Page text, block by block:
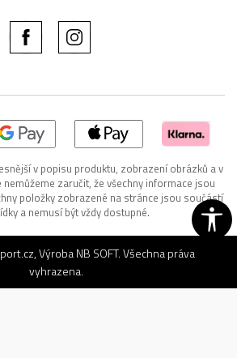
v popisu produktu, zobrazení obrázků a v
nemůžeme zaručit, že všechny informace jsou
položky zobrazené na stránce jsou součástí
a nemusí být vždy dostupné.
, VýrobaNB SOFT. Všechna práva
vyhrazena.